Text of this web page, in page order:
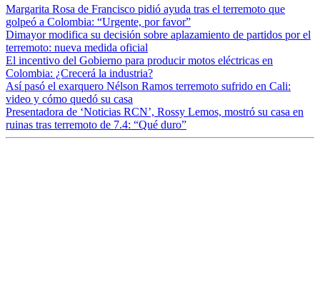
Margarita Rosa de Francisco pidió ayuda tras el terremoto que
golpeó a Colombia: “Urgente, por favor”
Dimayor modifica su decisión sobre aplazamiento de partidos por el
terremoto: nueva medida oficial
El incentivo del Gobierno para producir motos eléctricas en
Colombia: ¿Crecerá la industria?
Así pasó el exarquero Nélson Ramos terremoto sufrido en Cali:
video y cómo quedó su casa
Presentadora de ‘Noticias RCN’, Rossy Lemos, mostró su casa en
ruinas tras terremoto de 7.4: “Qué duro”